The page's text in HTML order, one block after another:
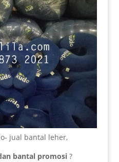
jual bantal leher,
bantal promosi ?